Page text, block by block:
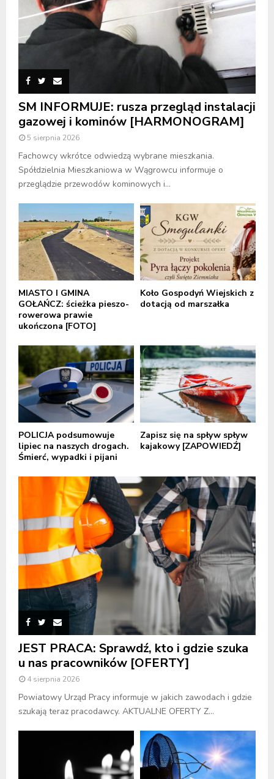
SM INFORMUJE: rusza przegląd instalacji
gazowej i kominów [HARMONOGRAM]
5 sierpnia 2026
Fachowcy wkrótce odwiedzą wybrane mieszkania.
Spółdzielnia Mieszkaniowa w Wągrowcu informuje o
przeglądzie przewodów kominowych i...
MIASTO I GMINA
GOŁAŃCZ: ścieżka pieszo-
rowerowa prawie
ukończona [FOTO]
Koło Gospodyń Wiejskich z
dotacją od marszałka
POLICJA podsumowuje
lipiec na naszych drogach.
Śmierć, wypadki i pijani
Zapisz się na spływ spływ
kajakowy [ZAPOWIEDŹ]
JEST PRACA: Sprawdź, kto i gdzie szuka
u nas pracowników [OFERTY]
4 sierpnia 2026
Powiatowy Urząd Pracy informuje w jakich zawodach i gdzie
szukają teraz pracodawcy. AKTUALNE OFERTY Z...